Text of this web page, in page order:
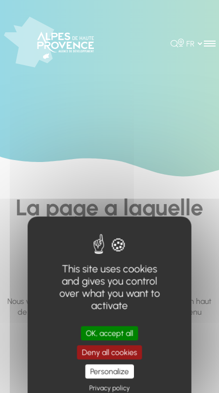
Rechercher
Choisir la
La page a laquelle
vous cherchez à
accéder n'existe
pas... ou plus.
Nous vous invitons à utiliser le moteur de recherche en haut
de page, ou à utiliser le menu pour trouver le contenu
Retour à l'accueil
This site uses cookies
and gives you control
over what you want to
activate
OK, accept all
Deny all cookies
Personalize
Privacy policy